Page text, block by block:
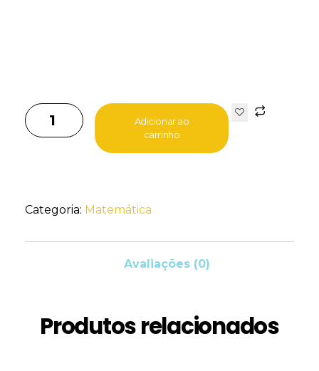
Adicionar ao
carrinho
Categoria: Matemática
Avaliações (0)
Produtos relacionados